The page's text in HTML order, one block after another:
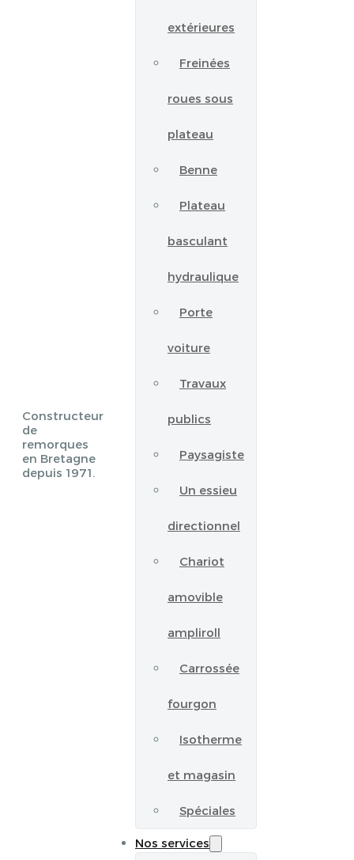
Constructeur
de
remorques
en Bretagne
depuis 1971.
extérieures
Freinées
roues sous
plateau
Benne
Plateau
basculant
hydraulique
Porte
voiture
Travaux
publics
Paysagiste
Un essieu
directionnel
Chariot
amovible
ampliroll
Carrossée
fourgon
Isotherme
et magasin
Spéciales
Nos services